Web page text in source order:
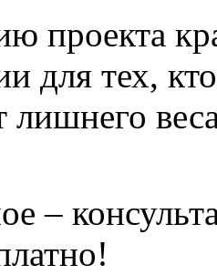
проекта
для тех,
лишнего
–